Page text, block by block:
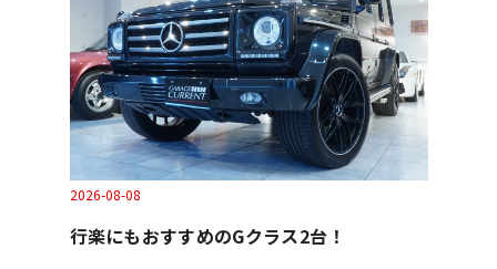
2026-08-08
行楽にもおすすめのGクラス2台！